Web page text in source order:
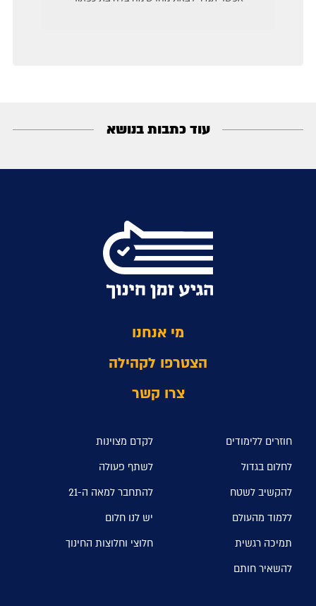
עוד כתבות בנושא
מי אנחנו
הצטרפו לקהילה
צרו קשר
חוזרים ללימודים
לקדם מצוינות
לחלום בגדול
לשתף פעולה
להקשיב לשטח
להתחבר למאה ה-21
ללמוד מהעולם
יש לנו חלום
תמיכה רגשית
חלוצי וחלוצות החינוך
להשאיר חותם